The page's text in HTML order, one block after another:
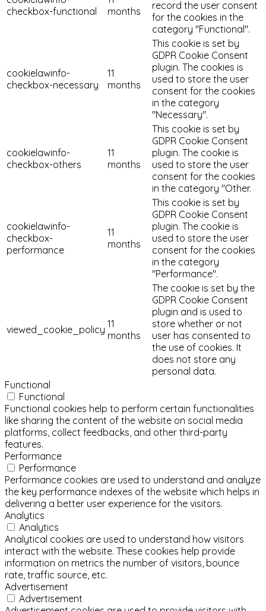
checkbox-functional
months
record the user consent
for the cookies in the
category "Functional".
cookielawinfo-
checkbox-necessary
11
months
This cookie is set by
GDPR Cookie Consent
plugin. The cookies is
used to store the user
consent for the cookies
in the category
"Necessary".
cookielawinfo-
checkbox-others
11
months
This cookie is set by
GDPR Cookie Consent
plugin. The cookie is
used to store the user
consent for the cookies
in the category "Other.
cookielawinfo-
checkbox-
performance
11
months
This cookie is set by
GDPR Cookie Consent
plugin. The cookie is
used to store the user
consent for the cookies
in the category
"Performance".
viewed_cookie_policy 11
months
The cookie is set by the
GDPR Cookie Consent
plugin and is used to
store whether or not
user has consented to
the use of cookies. It
does not store any
personal data.
Functional
Functional
Functional cookies help to perform certain functionalities
like sharing the content of the website on social media
platforms, collect feedbacks, and other third-party
features.
Performance
Performance
Performance cookies are used to understand and analyze
the key performance indexes of the website which helps in
delivering a better user experience for the visitors.
Analytics
Analytics
Analytical cookies are used to understand how visitors
interact with the website. These cookies help provide
information on metrics the number of visitors, bounce
rate, traffic source, etc.
Advertisement
Advertisement